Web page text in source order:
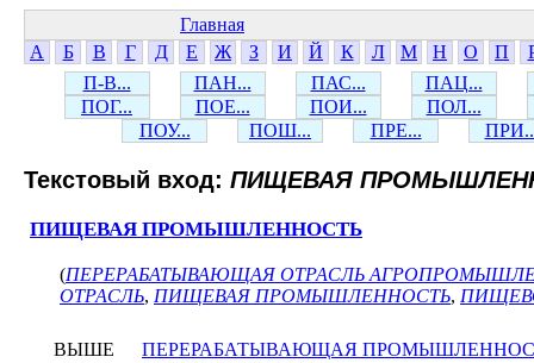
Главная
А
Б В Г Д Е Ж З И Й К Л М Н О П
П-В...
ПАН... ПАС...
ПАЦ...
ПОГ...
ПОЕ... ПОИ...
ПОЛ...
ПОУ...
ПОШ... ПРЕ...
Текстовый вход: ПИЩЕВАЯ
ПИЩЕВАЯ ПРОМЫШЛЕННОСТЬ
(ПЕРЕРАБАТЫВАЮЩАЯ ОТРАСЛЬ
ОТРАСЛЬ, ПИЩЕВАЯ ПРОМЫШЛЕННОСТЬ,
ВЫШЕ
ПЕРЕРАБАТЫВАЮЩАЯ